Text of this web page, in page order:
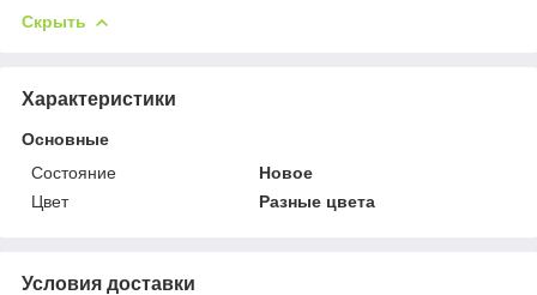
Скрыть
Характеристики
Основные
Состояние
Новое
Цвет
Разные цвета
Условия доставки